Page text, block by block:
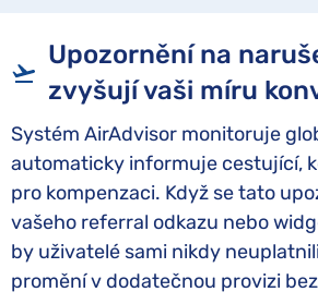
Upozornění na
zvyšují vaši míru
Systém AirAdvisor monitoruje
automaticky informuje cestující,
pro kompenzaci. Když se tato
vašeho referral odkazu nebo
by uživatelé sami nikdy
promění v dodatečnou provizi